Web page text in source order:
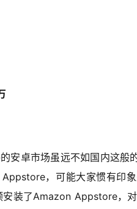
卓市场虽远不如国内这般
，可能大家惯有印
装了Amazon Appstore，